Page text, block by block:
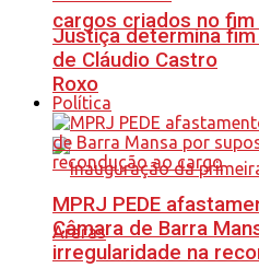
cargos criados no
Roxo
Justiça determina
de Cláudio Castro
Política
MPRJ PEDE
Câmara de Barra
irregularidade na